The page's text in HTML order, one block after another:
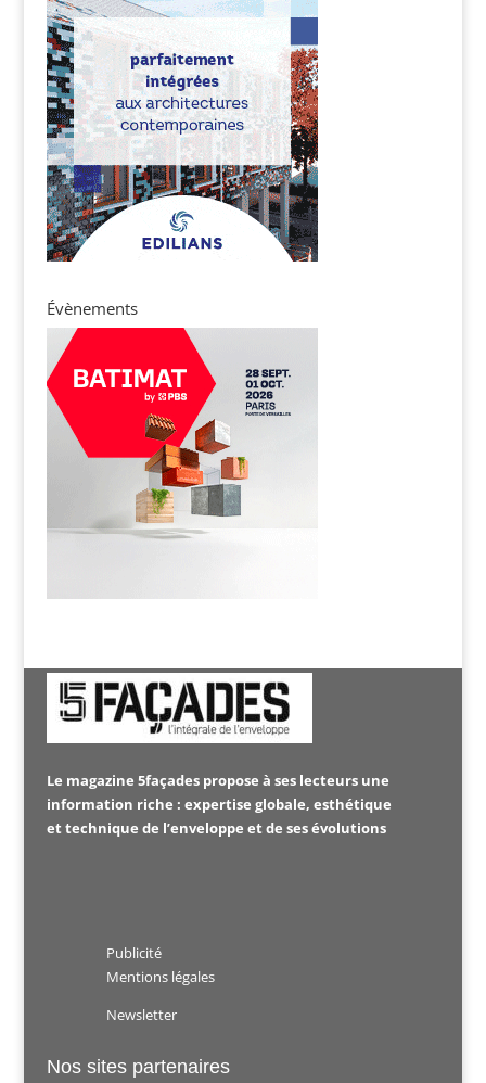
Évènements
Le magazine 5façades propose à ses lecteurs une
information riche : expertise globale, esthétique
et technique de l’enveloppe et de ses évolutions
Publicité
Mentions légales
Newsletter
Nos sites partenaires